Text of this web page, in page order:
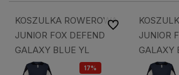
KOSZULKA ROWEROWA
JUNIOR FOX DEFEND
GALAXY BLUE YL
17%
Do ulubionych
JUNIOR
GALAXY